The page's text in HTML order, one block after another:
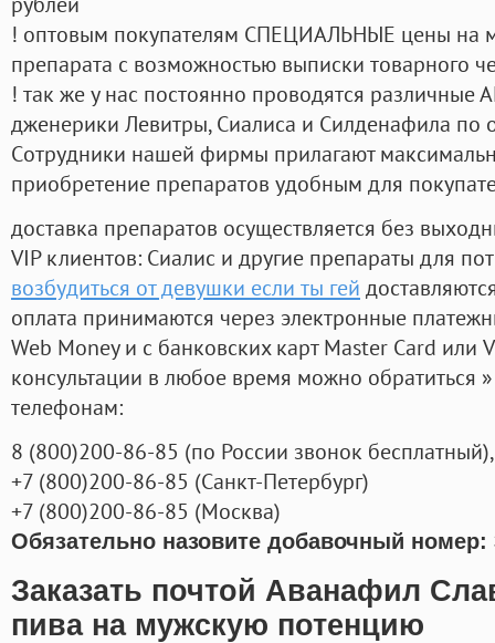
! оптовым покупателям СПЕЦИАЛЬНЫЕ цены на
препарата с возможностью выписки товарного
! так же у нас постоянно проводятся
дженерики Левитры, Сиалиса и Силденафила по
Cотрудники нашей фирмы прилагают
приобретение препаратов удобным для
доставка препаратов осуществляется без
VIP клиентов: Сиалис и другие препараты для
возбудиться от девушки если ты гей
оплата принимаются через электронные
Web Money и с банковских карт Master Card или
консультации в любое время можно обратиться
телефонам:
8 (800)200-86-85 (по России звонок бесплатный),
+7 (800)200-86-85 (Санкт-Петербург)
+7 (800)200-86-85 (Москва)
Обязательно назовите добавочный номер:
Заказать почтой Аванафил
пива на мужскую потенцию